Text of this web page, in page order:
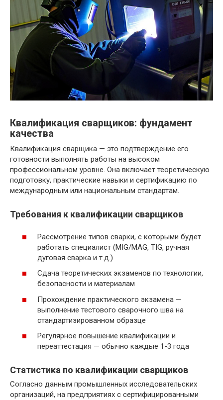
Квалификация сварщиков: фундамент
качества
Квалификация сварщика — это подтверждение его
готовности выполнять работы на высоком
профессиональном уровне. Она включает теоретическую
подготовку, практические навыки и сертификацию по
международным или национальным стандартам.
Требования к квалификации сварщиков
Рассмотрение типов сварки, с которыми будет
работать специалист (MIG/MAG, TIG, ручная
дуговая сварка и т.д.)
Сдача теоретических экзаменов по технологии,
безопасности и материалам
Прохождение практического экзамена —
выполнение тестового сварочного шва на
стандартизированном образце
Регулярное повышение квалификации и
переаттестация — обычно каждые 1-3 года
Статистика по квалификации сварщиков
Согласно данным промышленных исследовательских
организаций, на предприятиях с сертифицированными